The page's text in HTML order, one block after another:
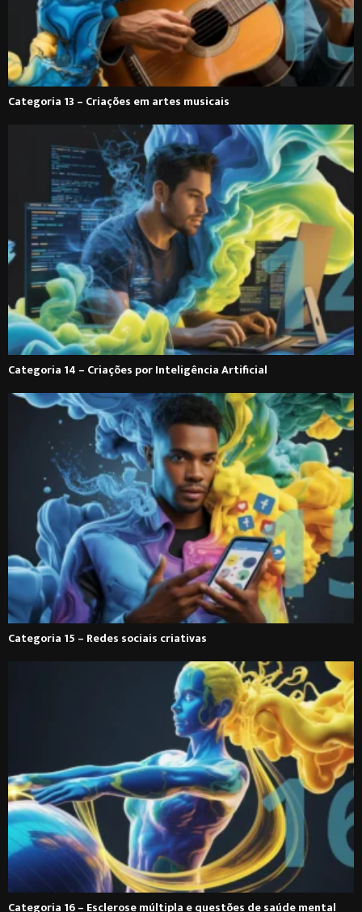
Categoria 13 – Criações em artes musicais
Categoria 14 – Criações por Inteligência Artificial
Categoria 15 – Redes sociais criativas
Categoria 16 – Esclerose múltipla e questões de saúde mental